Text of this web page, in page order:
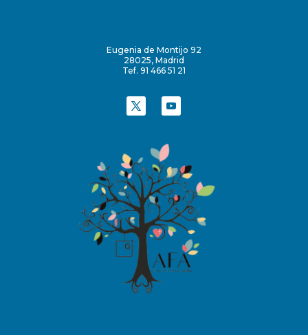
Eugenia de Montijo 92
28025, Madrid
Tef. 91 466 51 21